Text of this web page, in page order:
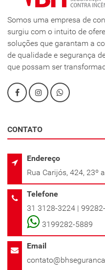
Somos uma empresa de
surgiu com o intuito de
soluções que garantam a
de qualidade e segurança
que possam ser
CONTATO
Endereço
Rua Carijós, 424, 23º
Telefone
31 3128-3224 |
3199282-5889
Email